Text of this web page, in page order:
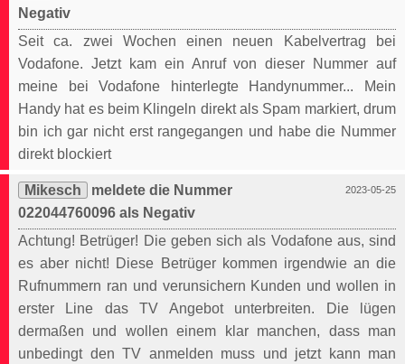
Negativ
Seit ca. zwei Wochen einen neuen Kabelvertrag bei
Vodafone. Jetzt kam ein Anruf von dieser Nummer auf
meine bei Vodafone hinterlegte Handynummer... Mein
Handy hat es beim Klingeln direkt als Spam markiert, drum
bin ich gar nicht erst rangegangen und habe die Nummer
direkt blockiert
2023-05-25
Mikesch
meldete die Nummer
022044760096 als Negativ
Achtung! Betrüger! Die geben sich als Vodafone aus, sind
es aber nicht! Diese Betrüger kommen irgendwie an die
Rufnummern ran und verunsichern Kunden und wollen in
erster Line das TV Angebot unterbreiten. Die lügen
dermaßen und wollen einem klar manchen, dass man
unbedingt den TV anmelden muss und jetzt kann man